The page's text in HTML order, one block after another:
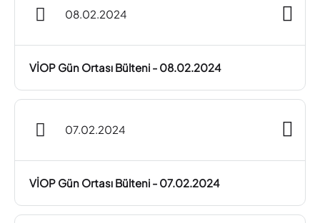
08.02.2024
VİOP Gün Ortası Bülteni - 08.02.2024
07.02.2024
VİOP Gün Ortası Bülteni - 07.02.2024